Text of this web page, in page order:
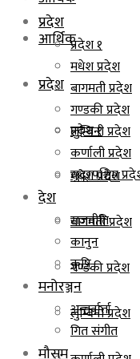
आर्थिक
प्रदेश
प्रदेश १
मधेश प्रदेश
बागमती प्रदेश
गण्डकी प्रदेश
लुम्बिनी प्रदेश
प्रदेश
प्रदेश १
मधेश प्रदेश
बागमती प्रदेश
गण्डकी प्रदेश
लुम्बिनी प्रदेश
कर्णाली प्रदेश
सुदूरपश्चिम
देश
राजनीति
कानुन
कृषि
मनोरञ्जन
अन्तर्वार्ता
गित संगीत
मौसम